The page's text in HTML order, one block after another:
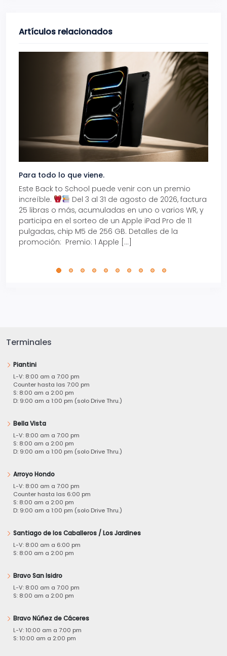
Artículos relacionados
Para todo lo que viene.
Este Back to School puede venir con un premio
increíble.
Del 3 al 31 de agosto de 2026, factura
25 libras o más, acumuladas en uno o varios WR, y
participa en el sorteo de un Apple iPad Pro de 11
pulgadas, chip M5 de 256 GB. Detalles de la
promoción: Premio: 1 Apple […]
Terminales
Piantini
L-V: 8:00 am a 7:00 pm
Counter hasta las 7:00 pm
S: 8:00 am a 2:00 pm
D: 9:00 am a 1:00 pm (solo Drive Thru.)
Bella Vista
L-V: 8:00 am a 7:00 pm
S: 8:00 am a 2:00 pm
D: 9:00 am a 1:00 pm (solo Drive Thru.)
Arroyo Hondo
L-V: 8:00 am a 7:00 pm
Counter hasta las 6:00 pm
S: 8:00 am a 2:00 pm
D: 9:00 am a 1:00 pm (solo Drive Thru.)
Santiago de los Caballeros / Los Jardines
L-V: 8:00 am a 6:00 pm
S: 8:00 am a 2:00 pm
Bravo San Isidro
L-V: 8:00 am a 7:00 pm
S: 8:00 am a 2:00 pm
Bravo Núñez de Cáceres
L-V: 10:00 am a 7:00 pm
S: 10:00 am a 2:00 pm